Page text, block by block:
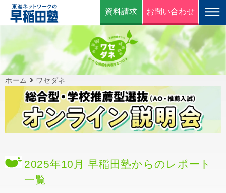
資料請求 お問い合わせ
ホーム ワセダネ
2025年10月 早稲田塾からのレポート
一覧